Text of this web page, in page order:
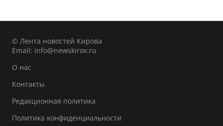
© Лента новостей Кирова
Email: info@newskirov.ru
О нас
Контакты
Редакционная политика
Политика конфиденциальности